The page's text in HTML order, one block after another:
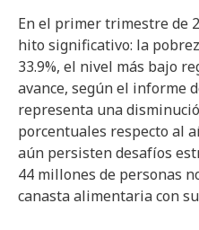
En el primer trimestre de
hito significativo: la
33.9%, el nivel más bajo
avance, según el informe
representa una
porcentuales respecto al
aún persisten desafíos
44 millones de personas
canasta alimentaria con